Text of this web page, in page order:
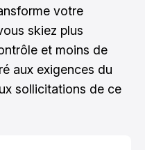
votre
skiez plus
et moins de
aux exigences du
sollicitations de ce